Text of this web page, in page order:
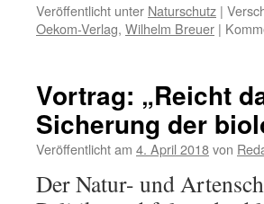
Veröffentlicht unter Naturschutz |
Oekom-Verlag, Wilhelm Breuer |
Vortrag: „Reicht
Sicherung der
Veröffentlicht am 4. April 2018von
Der Natur- und